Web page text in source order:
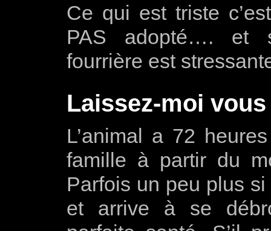
Ce qui est triste
PAS adopté…. et
fourrière est
Laissez-moi
L’animal a 72
famille à partir du
Parfois un peu plus
et arrive à se